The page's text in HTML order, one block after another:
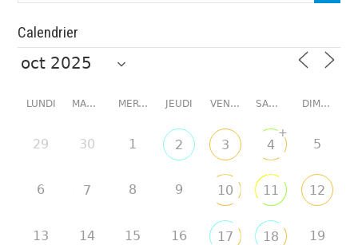
Calendrier
LUNDI MARDI MERCREDI JEUDI VENDREDI SAMEDI DIMANCHE
29 30 1 2 3 4
+
5
6 7 8 9 10 11 12
13 14 15 16 17 18 19